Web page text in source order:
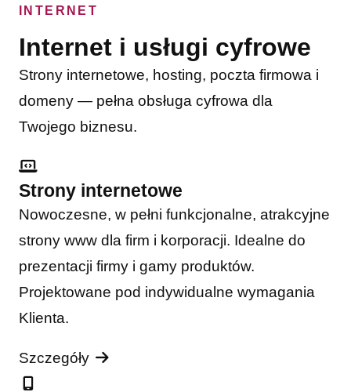
INTERNET
Internet i usługi cyfrowe
Strony internetowe, hosting, poczta firmowa i
domeny — pełna obsługa cyfrowa dla
Twojego biznesu.
Strony internetowe
Nowoczesne, w pełni funkcjonalne, atrakcyjne
strony www dla firm i korporacji. Idealne do
prezentacji firmy i gamy produktów.
Projektowane pod indywidualne wymagania
Klienta.
Szczegóły